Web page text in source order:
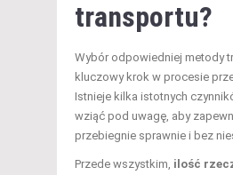
transportu?
Wybór odpowiedniej metody
kluczowy krok w procesie
Istnieje kilka istotnych
wziąć pod uwagę, aby
przebiegnie sprawnie i bez
Przede wszystkim, ilość